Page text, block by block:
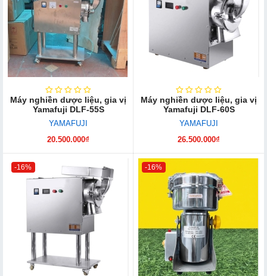
Máy nghiền dược liệu, gia vị
Yamafuji DLF-55S
YAMAFUJI
20.500.000₫
Máy nghiền dược liệu, gia vị
Yamafuji DLF-60S
YAMAFUJI
26.500.000₫
-16% -16%